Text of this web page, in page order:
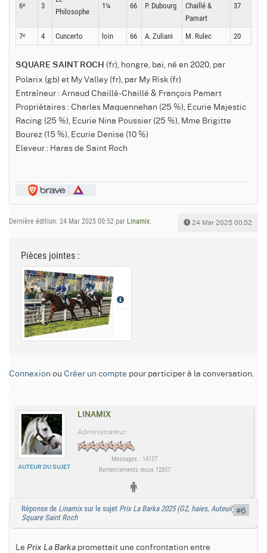
6ᵉ 3
Philosophe
1¼ 66 P. Dubourg
Chaillé &
Pamart
37
7ᵉ 4 Cuncerto loin 66 A. Zuliani M. Rulec 20
SQUARE SAINT ROCH (fr), hongre, bai, né en 2020, par
Polarix (gb) et My Valley (fr), par My Risk (fr)
Entraîneur : Arnaud Chaillé-Chaillé & François Pamart
Propriétaires : Charles Maquennehan (25 %), Ecurie Majestic
Racing (25 %), Ecurie Nina Poussier (25 %), Mme Brigitte
Bourez (15 %), Ecurie Denise (10 %)
Eleveur : Haras de Saint Roch
Dernière édition: 24 Mar 2025 00:52 par Linamix. 24 Mar 2025 00:52
Pièces jointes :
Connexion ou Créer un compte pour participer à la conversation.
LINAMIX
AUTEUR DU SUJET
Administrateur
Messages : 14137
Remerciements reçus 12857
Réponse de Linamixsur le sujet Prix La Barka 2025 (G2, haies, Auteuil) :
Square Saint Roch
Le Prix La Barka promettait une confrontation entre
#6